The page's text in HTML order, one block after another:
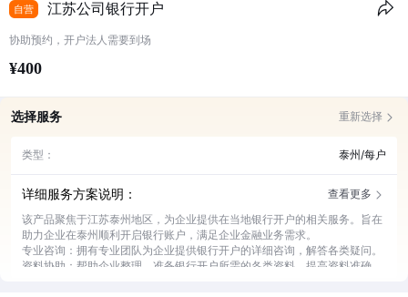
自营 江苏公司银行开户
协助预约，开户法人需要到场
¥400
选择服务 重新选择
类型： 泰州/每户
详细服务方案说明：
查看更多
该产品聚焦于江苏泰州地区，为企业提供在当地银行开户的相关服务。旨在
助力企业在泰州顺利开启银行账户，满足企业金融业务需求。
专业咨询：拥有专业团队为企业提供银行开户的详细咨询，解答各类疑问。
资料协助：帮助企业整理、准备银行开户所需的各类资料，提高资料准确